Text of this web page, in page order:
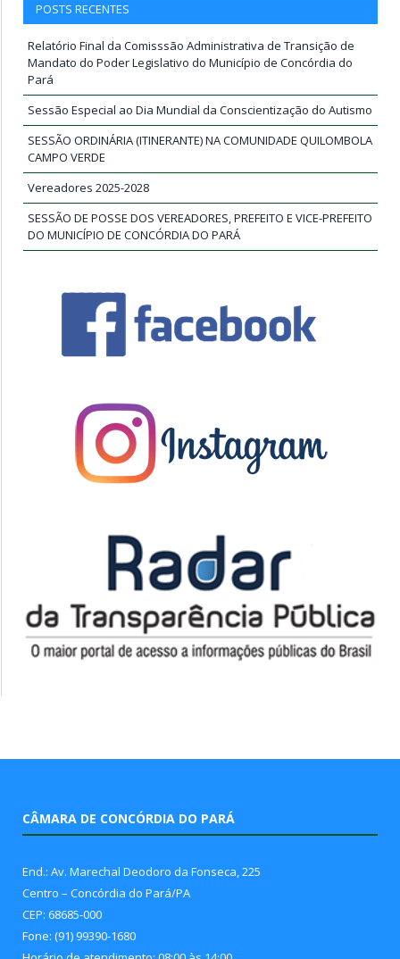
POSTS RECENTES
Relatório Final da Comisssão Administrativa de Transição de
Mandato do Poder Legislativo do Município de Concórdia do
Pará
Sessão Especial ao Dia Mundial da Conscientização do Autismo
SESSÃO ORDINÁRIA (ITINERANTE) NA COMUNIDADE QUILOMBOLA
CAMPO VERDE
Vereadores 2025-2028
SESSÃO DE POSSE DOS VEREADORES, PREFEITO E VICE-PREFEITO
DO MUNICÍPIO DE CONCÓRDIA DO PARÁ
CÂMARA DE CONCÓRDIA DO PARÁ
End.: Av. Marechal Deodoro da Fonseca, 225
Centro – Concórdia do Pará/PA
CEP: 68685-000
Fone: (91) 99390-1680